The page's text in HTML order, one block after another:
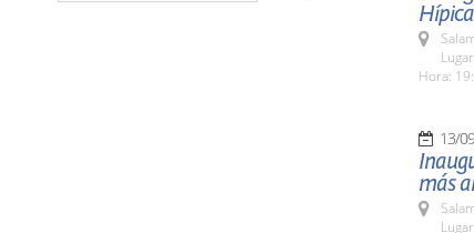
Hora:
13/
más